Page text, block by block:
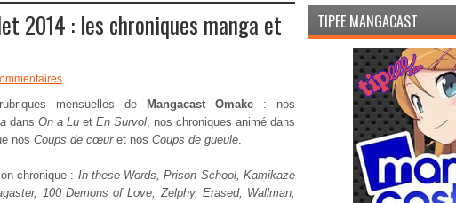
2014 : les chroniques manga et
mensuelles de Mangacast Omake : nos
dans On a Lu et En Survol, nos chroniques animé dans
nos Coups de cœuret nos Coups de gueule.
chronique : In these Words, Prison School, Kamikaze
100 Demons of Love, Zelphy, Erased, Wallman,
TIPEE MANGACAST